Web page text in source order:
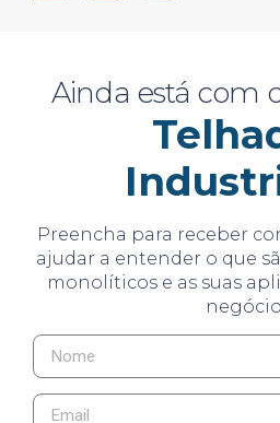
Ainda está com
Preencha para receber
ajudar a entender o que
monolíticos e as suas
negócio.